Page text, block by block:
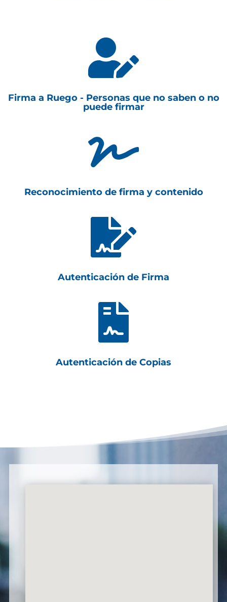

Firma a Ruego - Personas que no saben o no
puede firmar

Reconocimiento de firma y contenido

Autenticación de Firma

Autenticación de Copias